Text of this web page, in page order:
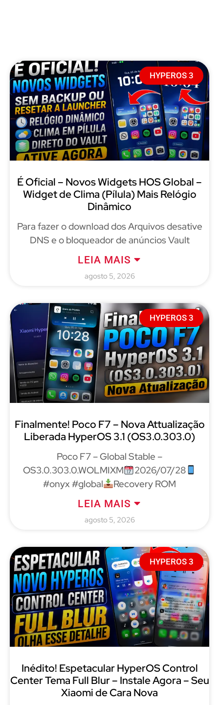
HYPEROS 3
É Oficial – Novos Widgets HOS Global –
Widget de Clima (Pílula) Mais Relógio
Dinâmico
Para fazer o download dos Arquivos desative
DNS e o bloqueador de anúncios Vault
LEIA MAIS
agosto 5, 2026
HYPEROS 3
Finalmente! Poco F7 – Nova Attualização
Liberada HyperOS 3.1 (OS3.0.303.0)
Poco F7 – Global Stable –
OS3.0.303.0.WOLMIXM
2026/07/28
#onyx #global
Recovery ROM
LEIA MAIS
agosto 5, 2026
HYPEROS 3
Inédito! Espetacular HyperOS Control
Center Tema Full Blur – Instale Agora – Seu
Xiaomi de Cara Nova